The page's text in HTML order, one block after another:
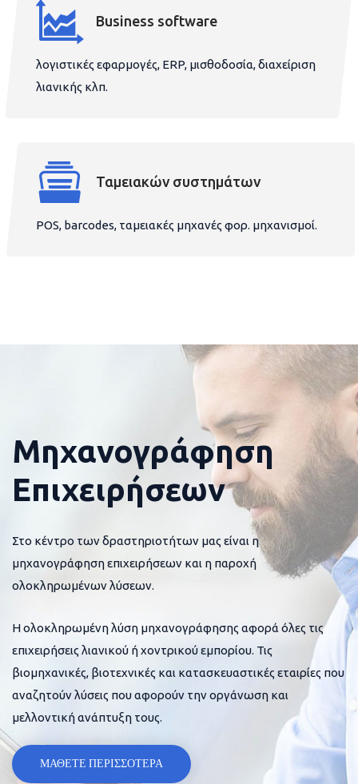
Business software
λογιστικές εφαρμογές, ERP, μισθοδοσία, διαχείριση
λιανικής κλπ.
Ταμειακών συστημάτων
POS, barcodes, ταμειακές μηχανές φορ. μηχανισμοί.
Μηχανογράφηση
Επιχειρήσεων
Στο κέντρο των δραστηριοτήτων μας είναι η
μηχανογράφηση επιχειρήσεων και η παροχή
ολοκληρωμένων λύσεων.
Η ολοκληρωμένη λύση μηχανογράφησης αφορά όλες τις
επιχειρήσεις λιανικού ή χοντρικού εμπορίου. Τις
βιομηχανικές, βιοτεχνικές και κατασκευαστικές εταιρίες που
αναζητούν λύσεις που αφορούν την οργάνωση και
μελλοντική ανάπτυξη τους.
ΜΑΘΕΤΕ ΠΕΡΙΣΣΟΤΕΡΑ